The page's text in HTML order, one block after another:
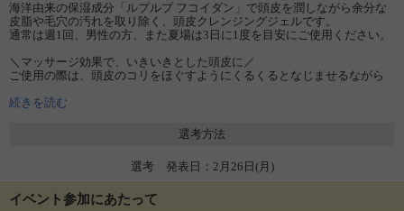
海洋由来の保湿成分「ルプルプ フコイダン」で頭皮を潤しながら余分な
皮脂や毛穴の汚れを取り除く、頭皮クレンジングジェルです。
通常は週1回、男性の方、また夏場は3日に1度を目安にご使用ください。
＼マッサージ効果で、いきいきとした頭皮に／
ご使用の際は、頭皮のコリをほぐすようにくるくるとなじませるながら
きます。
続きを読む
選考方法
選考 発表日：2月26日(月)
イベント参加にあたって